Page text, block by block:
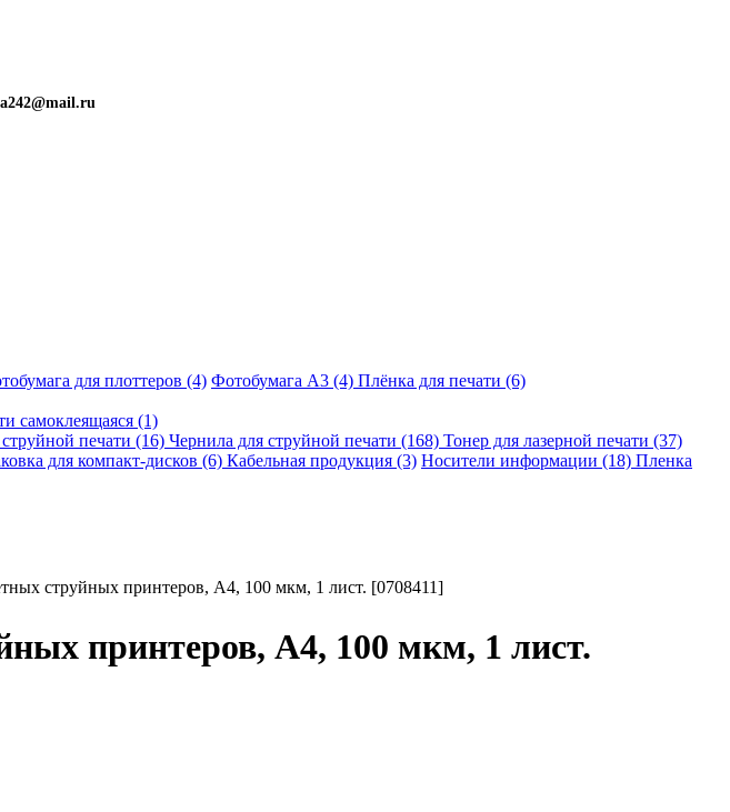
для плоттеров (4) Фотобумага A3 (4) Плёнка для печати (6)
самоклеящаяся (1)
печати (16) Чернила для струйной печати (168) Тонер для лазерной печати (37)
для компакт-дисков (6) Кабельная продукция (3) Носители информации (18) Пленка
струйных принтеров, А4, 100 мкм, 1 лист. [0708411]
принтеров, А4, 100 мкм, 1 лист.